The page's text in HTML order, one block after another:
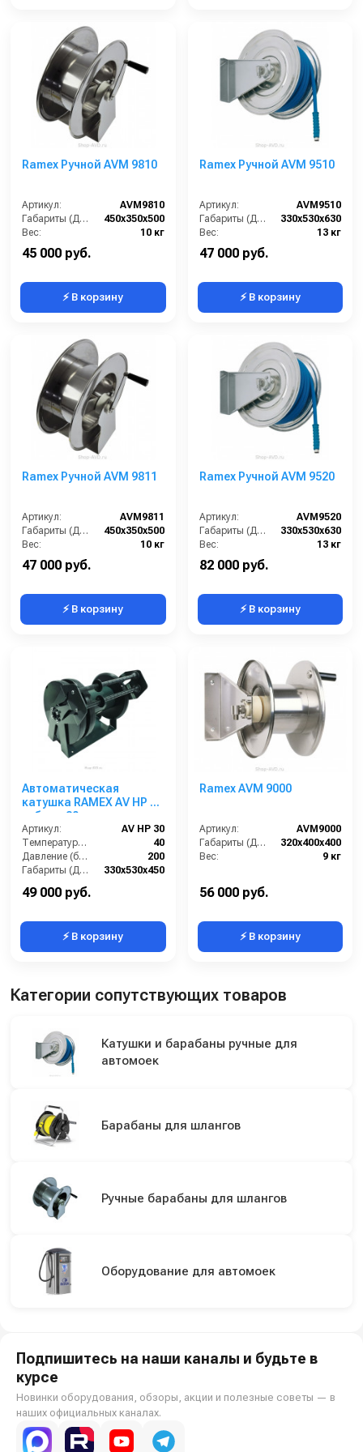
Ramex Ручной AVM 9810
Артикул:
AVM9810
Габариты (ДхШхВ):
450x350x500
Вес:
10 кг
45 000 руб.
⚡ В корзину
Ramex Ручной AVM 9510
Артикул:
AVM9510
Габариты (ДхШхВ):
330x530x630
Вес:
13 кг
47 000 руб.
⚡ В корзину
Ramex Ручной AVM 9811
Артикул:
AVM9811
Габариты (ДхШхВ):
450x350x500
Вес:
10 кг
47 000 руб.
⚡ В корзину
Ramex Ручной AVM 9520
Артикул:
AVM9520
Габариты (ДхШхВ):
330x530x630
Вес:
13 кг
82 000 руб.
⚡ В корзину
Автоматическая
катушка RAMEX AV HP 30
гибрид 30м
Артикул:
AV HP 30
Температура (°C):
40
Давление (бар):
200
Габариты (ДхШхВ):
330x530x450
49 000 руб.
⚡ В корзину
Ramex AVM 9000
Артикул:
AVM9000
Габариты (ДхШхВ):
320x400x400
Вес:
9 кг
56 000 руб.
⚡ В корзину
Категории сопутствующих товаров
Катушки и барабаны ручные для
автомоек
Барабаны для шлангов
Ручные барабаны для шлангов
Оборудование для автомоек
Подпишитесь на наши каналы и будьте в
курсе
Новинки оборудования, обзоры, акции и полезные советы — в
наших официальных каналах.